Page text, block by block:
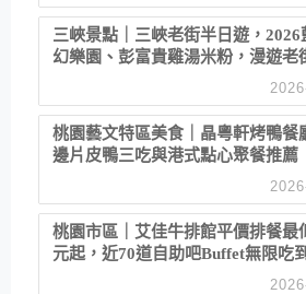
三峽景點｜三峽老街半日遊，2026
幻樂園、彭富貴雞湯米粉，漫遊老
桃園藝文特區美食｜晶粵軒烤鴨餐
邊片皮鴨三吃與港式點心聚餐推薦
桃園市區｜艾佳牛排館平價排餐最
元起，近70道自助吧Buffet無限吃